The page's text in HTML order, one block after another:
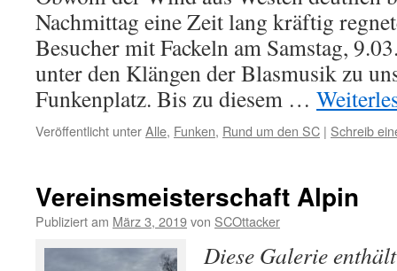
Nachmittag eine Zeit lang kräftig
Besucher mit Fackeln am Samstag,
unter den Klängen der Blasmusik zu
Funkenplatz. Bis zu diesem …
Veröffentlicht unterAlle, Funken, Rund um den SC | Schreib
Vereinsmeisterschaft Alpin
Publiziert am März 3, 2019von SCOttacker
Diese Galerie